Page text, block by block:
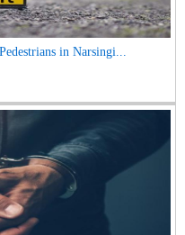
in Narsingi...